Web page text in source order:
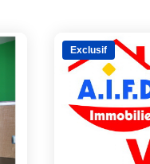
Exclusif